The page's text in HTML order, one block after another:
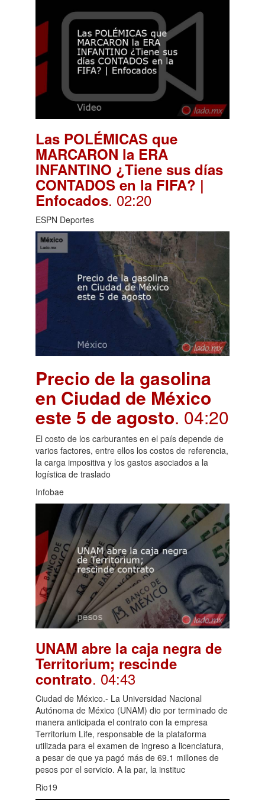
Las POLÉMICAS que
MARCARON la ERA
INFANTINO ¿Tiene sus días
CONTADOS en la FIFA? |
Enfocados. 02:20
ESPN Deportes
Precio de la gasolina
en Ciudad de México
este 5 de agosto. 04:20
El costo de los carburantes en el país depende de
varios factores, entre ellos los costos de referencia,
la carga impositiva y los gastos asociados a la
logística de traslado
Infobae
UNAM abre la caja negra de
Territorium; rescinde
contrato. 04:43
Ciudad de México.- La Universidad Nacional
Autónoma de México (UNAM) dio por terminado de
manera anticipada el contrato con la empresa
Territorium Life, responsable de la plataforma
utilizada para el examen de ingreso a licenciatura,
a pesar de que ya pagó más de 69.1 millones de
pesos por el servicio. A la par, la instituc
Rio19